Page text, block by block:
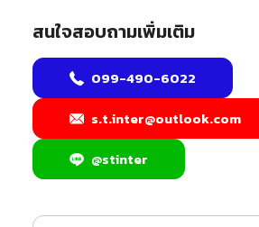
สนใจสอบถามเพิ่มเติม
099-490-6022
s.t.inter@outlook.com
@stinter